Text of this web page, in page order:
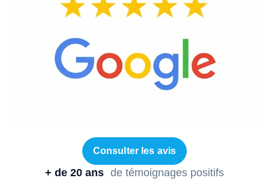
Consulter les avis
+ de 20 ans de témoignages positifs